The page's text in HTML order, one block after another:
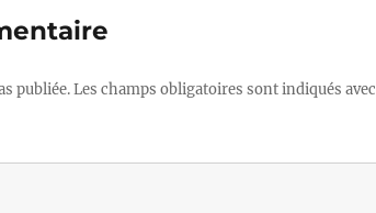
publiée.Les champs obligatoires sont indiqués avec